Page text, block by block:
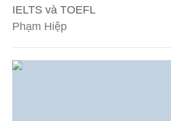
IELTS và TOEFL
Phạm Hiệp